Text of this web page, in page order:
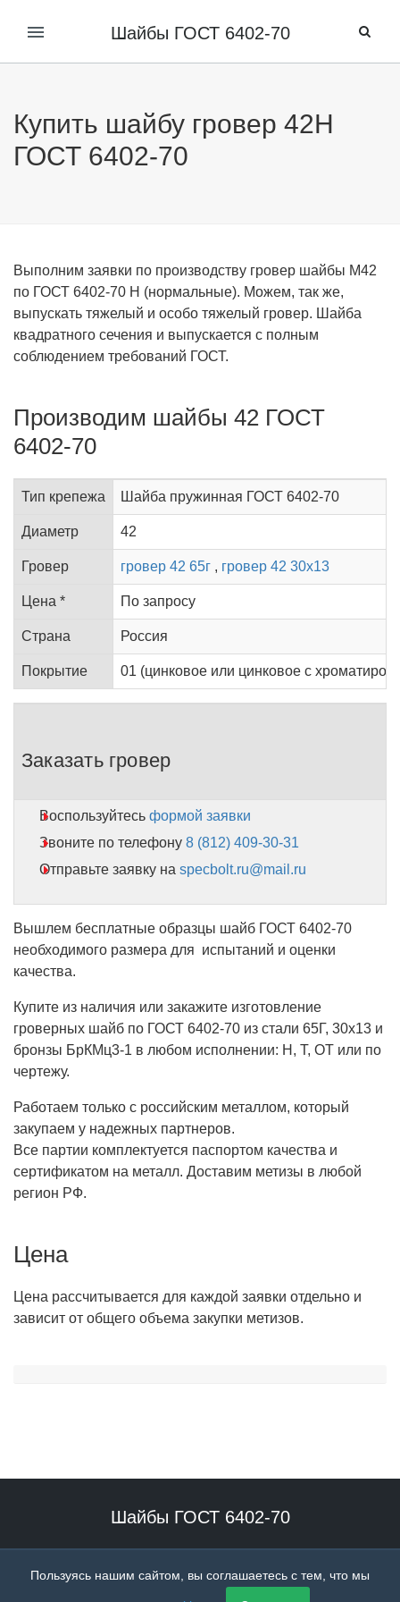
Шайбы ГОСТ 6402-70
Купить шайбу гровер 42Н
ГОСТ 6402-70
Выполним заявки по производству гровер шайбы М42
по ГОСТ 6402-70 Н (нормальные). Можем, так же,
выпускать тяжелый и особо тяжелый гровер. Шайба
квадратного сечения и выпускается с полным
соблюдением требований ГОСТ.
Производим шайбы 42 ГОСТ
6402-70
Тип крепежа Шайба пружинная ГОСТ 6402-70
Диаметр 42
Гровер гровер 42 65г , гровер 42 30х13
Цена * По запросу
Страна Россия
Покрытие 01 (цинковое или цинковое с
Заказать гровер
Воспользуйтесь формой заявки
Звоните по телефону 8 (812) 409-30-31
Отправьте заявку на specbolt.ru@mail.ru
Вышлем бесплатные образцы шайб ГОСТ 6402-70
необходимого размера для испытаний и оценки
качества.
Купите из наличия или закажите изготовление
гроверных шайб по ГОСТ 6402-70 из стали 65Г, 30х13 и
бронзы БрКМц3-1 в любом исполнении: Н, Т, ОТ или по
чертежу.
Работаем только с российским металлом, который
закупаем у надежных партнеров.
Все партии комплектуется паспортом качества и
сертификатом на металл. Доставим метизы в любой
регион РФ.
Цена
Цена рассчитывается для каждой заявки отдельно и
зависит от общего объема закупки метизов.
Шайбы ГОСТ 6402-70
высокого качества.
Пользуясь нашим сайтом, вы соглашаетесь с тем, что мы